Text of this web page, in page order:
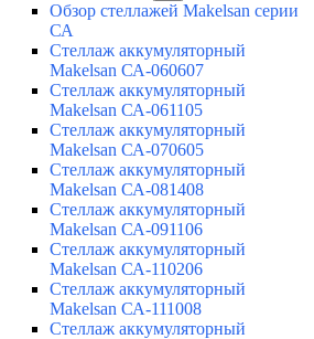
Обзор стеллажей Makelsan серии
СА
Cтеллаж аккумуляторный
Makelsan СА-060607
Cтеллаж аккумуляторный
Makelsan СА-061105
Cтеллаж аккумуляторный
Makelsan СА-070605
Cтеллаж аккумуляторный
Makelsan СА-081408
Cтеллаж аккумуляторный
Makelsan СА-091106
Cтеллаж аккумуляторный
Makelsan СА-110206
Cтеллаж аккумуляторный
Makelsan СА-111008
Cтеллаж аккумуляторный